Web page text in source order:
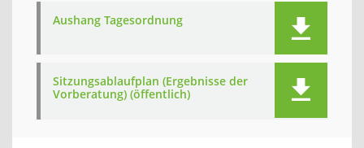
Aushang Tagesordnung
Sitzungsablaufplan (Ergebnisse der
Vorberatung) (öffentlich)